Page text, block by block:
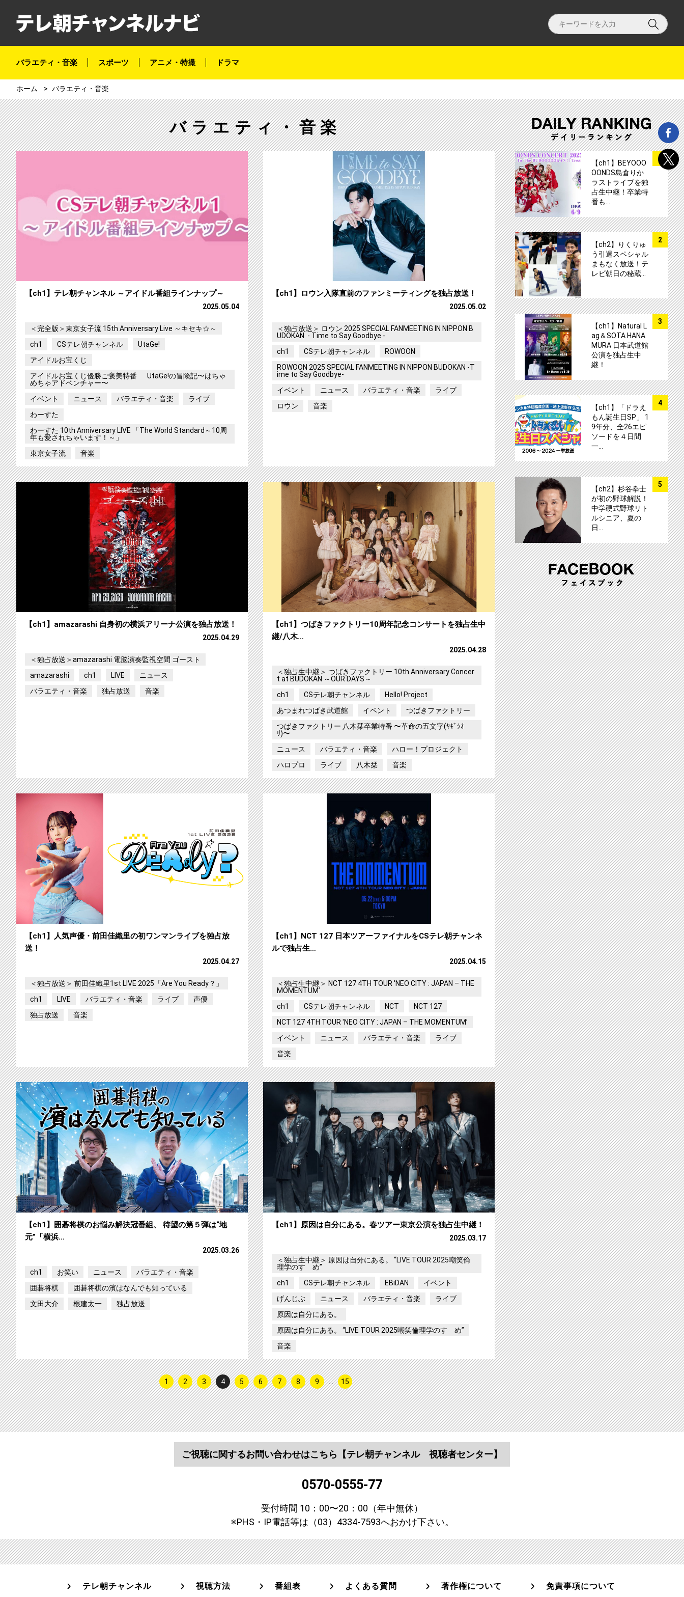
バラエティ・音楽 スポーツ アニメ・特撮 ドラマ
ホーム バラエティ・音楽
バラエティ・音楽
【ch1】テレ朝チャンネル ～アイドル番組ラインナップ～ サムネイル
【ch1】テレ朝チャンネル ～アイドル番組ラインナップ～
2025.05.04
＜完全版＞東京女子流 15th Anniversary Live ～キセキ☆～
ch1
CSテレ朝チャンネル
UtaGe!
アイドルお宝くじ
アイドルお宝くじ優勝ご褒美特番 UtaGe!の冒険記〜はちゃ
めちゃアドベンチャー〜
イベント
ニュース バラエティ・音楽
ライブ
わーすた
わーすた 10th Anniversary LIVE 「The World Standard～10周
年も愛されちゃいます！～」
東京女子流
音楽
【ch1】ロウン入隊直前のファンミーティ
【ch1】ロウン入隊直前のファンミーティングを独占放送！
2025.05.02
＜独占放送＞ ロウン 2025 SPECIAL FANMEETING IN NIPPON B
UDOKAN - Time to Say Goodbye -
ch1
CSテレ朝チャンネル
ROWOON
ROWOON 2025 SPECIAL FANMEETING IN NIPPON BUDOKAN -T
ime to Say Goodbye-
イベント
ニュース バラエティ・音楽
ライブ
ロウン
音楽
【ch1】amazarashi 自身初の横浜アリーナ公演を独占放送！サムネイル
【ch1】amazarashi 自身初の横浜アリーナ公演を独占放送！
2025.04.29
＜独占放送＞amazarashi 電脳演奏監視空間 ゴースト
amazarashi
ch1 LIVE
ニュース
バラエティ・音楽
独占放送 音楽
【ch1】つばきファクトリー10周年記念コ
【ch1】つばきファクトリー10周年記念コンサートを独占生中
継/八木…
2025.04.28
＜独占生中継＞ つばきファクトリー 10th Anniversary Concer
t at BUDOKAN ～OUR DAYS～
ch1
CSテレ朝チャンネル
Hello! Project
あつまれつばき武道館
イベント
つばきファクトリー
つばきファクトリー 八木栞卒業特番 〜革命の五文字(ﾔｷﾞｼｵ
ﾘ)〜
ニュース
バラエティ・音楽
ハロー！プロジェクト
ハロプロ
ライブ 八木栞 音楽
【ch1】人気声優・前田佳織里の初ワンマンライブを独占放送！サムネイル
【ch1】人気声優・前田佳織里の初ワンマンライブを独占放
送！
2025.04.27
＜独占放送＞ 前田佳織里1st LIVE 2025「Are You Ready？」
ch1
LIVE バラエティ・音楽 ライブ
声優
独占放送
音楽
【ch1】NCT 127 日本ツアーファイナルを
【ch1】NCT 127 日本ツアーファイナルをCSテレ朝チャンネ
ルで独占生…
2025.04.15
＜独占生中継＞ NCT 127 4TH TOUR 'NEO CITY : JAPAN – THE
MOMENTUM’
ch1
CSテレ朝チャンネル NCT
NCT 127
NCT 127 4TH TOUR 'NEO CITY : JAPAN – THE MOMENTUM’
イベント
ニュース バラエティ・音楽
ライブ
音楽
【ch1】囲碁将棋のお悩み解決冠番組、 待望の第５弾は“地元”「横浜」！サムネイル
【ch1】囲碁将棋のお悩み解決冠番組、 待望の第５弾は“地
元”「横浜…
2025.03.26
ch1 お笑い ニュース
バラエティ・音楽
囲碁将棋
囲碁将棋の濱はなんでも知っている
文田大介
根建太一 独占放送
【ch1】原因は自分にある。春ツアー東京
【ch1】原因は自分にある。春ツアー東京公演を独占生中継！
2025.03.17
＜独占生中継＞ 原因は自分にある。 “LIVE TOUR 2025嘲笑倫
理学のすゝめ”
ch1
CSテレ朝チャンネル EBiDAN
イベント
げんじぶ
ニュース バラエティ・音楽
ライブ
原因は自分にある。
原因は自分にある。 “LIVE TOUR 2025嘲笑倫理学のすゝめ”
音楽
1 2 3 4 5 6 7 8 9 … 15
1
【ch1】BEYOOO
OONDS島倉りか
ラストライブを独
占生中継！卒業特
番も…
2
【ch2】りくりゅ
う引退スペシャル
まもなく放送！テ
レビ朝日の秘蔵…
3
【ch1】Natural L
ag＆SOTA HANA
MURA 日本武道館
公演を独占生中
継！
4
【ch1】「ドラえ
もん誕生日SP」 1
9年分、全26エピ
ソードを４日間
一…
5
【ch2】杉谷拳士
が初の野球解説！
中学硬式野球リト
ルシニア、夏の
日…
ご視聴に関するお問い合わせはこちら 【テレ朝チャンネル 視聴者センター】
0570-0555-77
受付時間 10：00〜20：00（年中無休）
※PHS・IP電話等は（03）4334-7593へおかけ下さい。
テレ朝チャンネル 視聴方法 番組表 よくある質問 著作権について 免責事項について